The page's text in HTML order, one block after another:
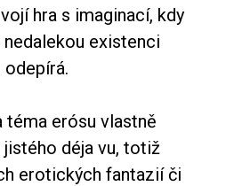
hra s imaginací, kdy
existenci
téma erósu vlastně
déja vu, totiž
erotických fantazií či